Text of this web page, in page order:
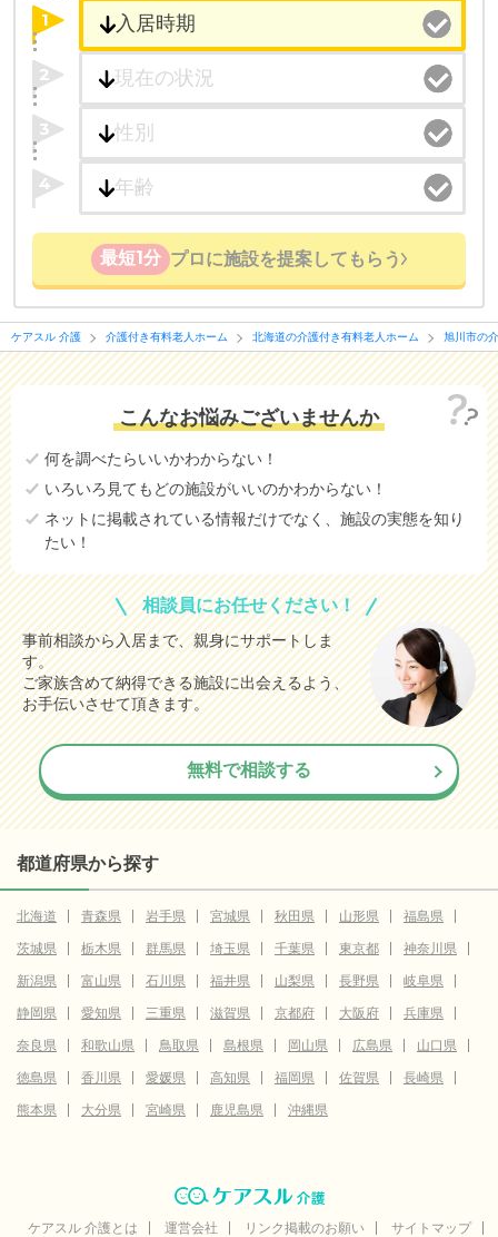
1
2
3
4
最短1分 プロに施設を提案してもらう
ケアスル 介護 介護付き有料老人ホーム 北海道の介護付き有料老人ホーム 旭川市の
こんなお悩みございませんか
何を調べたらいいかわからない！
いろいろ見てもどの施設がいいのかわからない！
ネットに掲載されている情報だけでなく、施設の実態を知り
たい！
相談員にお任せください！
事前相談から入居まで、親身にサポートしま
す。
ご家族含めて納得できる施設に出会えるよう、
お手伝いさせて頂きます。
無料で相談する
都道府県から探す
北海道 青森県 岩手県 宮城県 秋田県 山形県
福島県
茨城県
栃木県 群馬県 埼玉県 千葉県 東京都
神奈川県
新潟県
富山県 石川県 福井県 山梨県 長野県
岐阜県
静岡県
愛知県 三重県 滋賀県 京都府 大阪府
兵庫県
奈良県
和歌山県 鳥取県 島根県 岡山県 広島県
山口県
徳島県
香川県 愛媛県 高知県 福岡県 佐賀県
長崎県
熊本県
大分県 宮崎県 鹿児島県 沖縄県
ケアスル 介護とは 運営会社 リンク掲載のお願い
サイトマップ